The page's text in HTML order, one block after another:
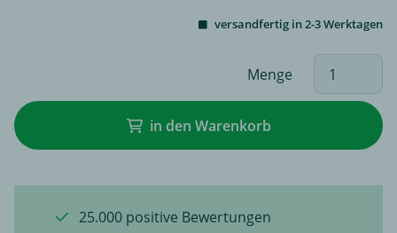
versandfertig in 2-3 Werktagen
Menge
in den Warenkorb
25.000 positive Bewertungen